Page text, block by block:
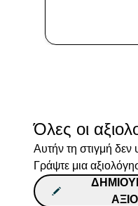
Όλες οι
Αυτήν τη στιγμή δεν
Γράψτε μια